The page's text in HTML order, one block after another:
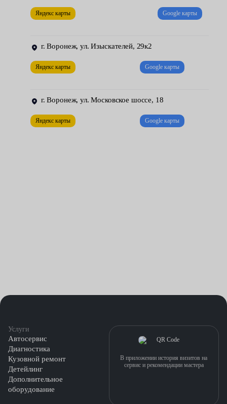
биение коленвала;
Яндекс карты Google карты
г. Воронеж, ул. Изыскателей, 29к2
Яндекс карты Google карты
г. Воронеж, ул. Московское шоссе, 18
Яндекс карты Google карты
Услуги
Автосервис
Диагностика
Кузовной ремонт
Детейлинг
Дополнительное
оборудование
В приложении история визитов на
сервис и рекомендации мастера